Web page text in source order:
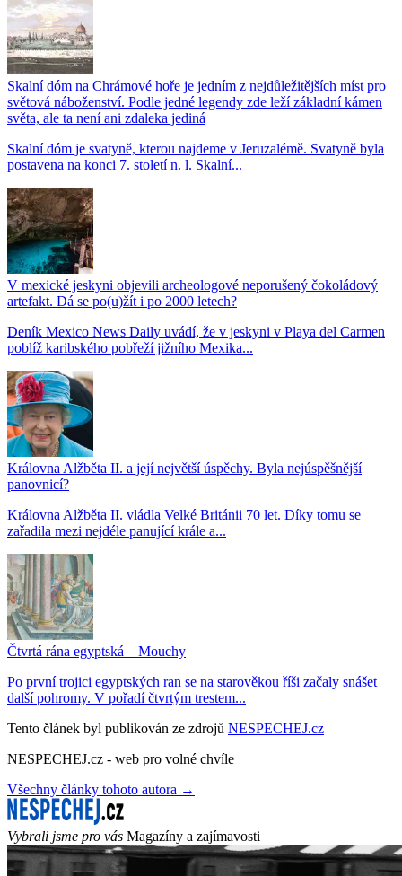
Skalní dóm na Chrámové hoře je jedním z nejdůležitějších míst pro
světová náboženství. Podle jedné legendy zde leží základní kámen
světa, ale ta není ani zdaleka jediná
Skalní dóm je svatyně, kterou najdeme v Jeruzalémě. Svatyně byla
postavena na konci 7. století n. l. Skalní...
V mexické jeskyni objevili archeologové neporušený čokoládový
artefakt. Dá se po(u)žít i po 2000 letech?
Deník Mexico News Daily uvádí, že v jeskyni v Playa del Carmen
poblíž karibského pobřeží jižního Mexika...
Královna Alžběta II. a její největší úspěchy. Byla nejúspěšnější
panovnicí?
Královna Alžběta II. vládla Velké Británii 70 let. Díky tomu se
zařadila mezi nejdéle panující krále a...
Čtvrtá rána egyptská – Mouchy
Po první trojici egyptských ran se na starověkou říši začaly snášet
další pohromy. V pořadí čtvrtým trestem...
Tento článek byl publikován ze zdrojů NESPECHEJ.cz
NESPECHEJ.cz - web pro volné chvíle
Všechny články tohoto autora →
Vybrali jsme pro vás Magazíny a zajímavosti